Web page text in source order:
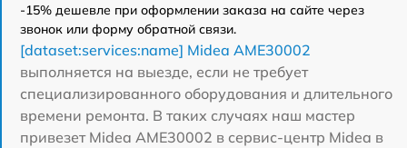
-15% дешевле при оформлении заказа на сайте через
звонок или форму обратной связи.
[dataset:services:name] Midea AME30002
выполняется на выезде, если не требует
специализированного оборудования и длительного
времени ремонта. В таких случаях наш мастер
привезет Midea AME30002 в сервис-центр Midea в